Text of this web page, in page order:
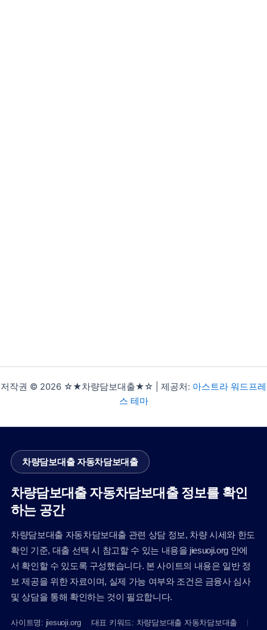
저작권 © 2026 ☆★차량담보대출★☆ | 제공처: 아스트라 워드프레
스 테마
차량담보대출 자동차담보대출
차량담보대출 자동차담보대출 정보를 확인
하는 공간
차량담보대출 자동차담보대출 관련 상담 정보, 차량 시세와 한도
확인 기준, 대출 선택 시 참고할 수 있는 내용을 jiesuoji.org 안에
서 확인할 수 있도록 구성했습니다. 본 사이트의 내용은 일반 정
보 제공을 위한 자료이며, 실제 가능 여부와 조건은 금융사 심사
및 상담을 통해 확인하는 것이 필요합니다.
사이트명: jiesuoji.org 대표 키워드: 차량담보대출 자동차담보대출